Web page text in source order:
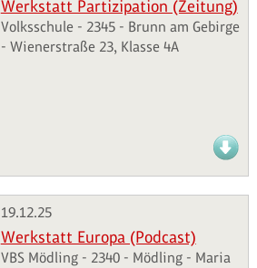
Werkstatt Partizipation (Zeitung)
Volksschule - 2345 - Brunn am Gebirge
- Wienerstraße 23, Klasse 4A
19.12.25
Werkstatt Europa (Podcast)
VBS Mödling - 2340 - Mödling - Maria